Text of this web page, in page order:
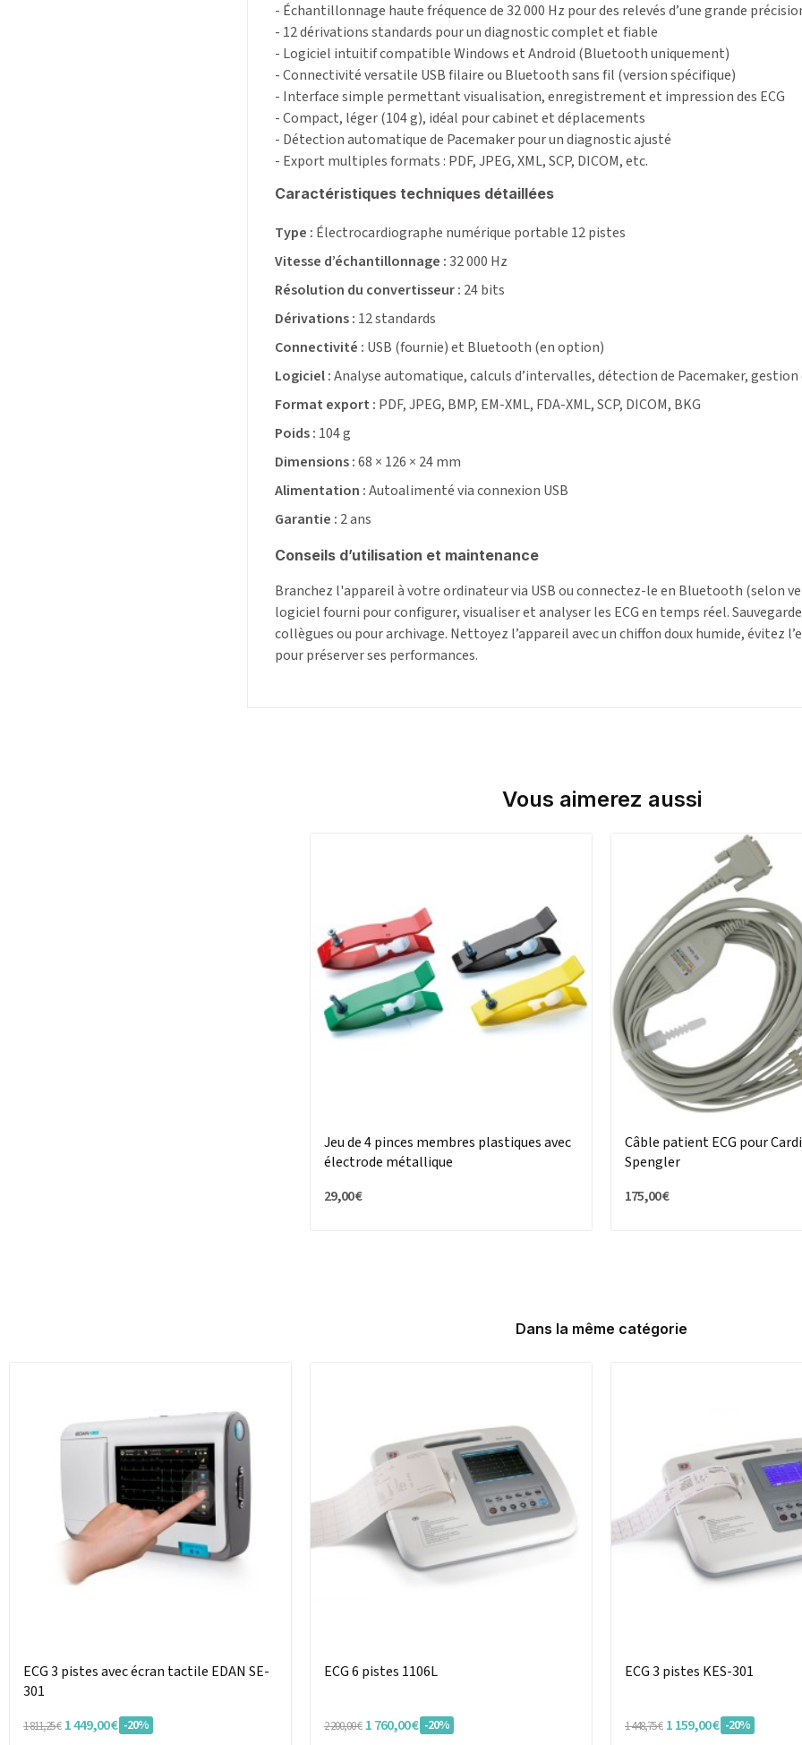
- Échantillonnage haute fréquence de 32 000 Hz pour des relevés d’une grande
- 12 dérivations standards pour un diagnostic complet et fiable
- Logiciel intuitif compatible Windows et Android (Bluetooth uniquement)
- Connectivité versatile USB filaire ou Bluetooth sans fil (version spécifique)
- Interface simple permettant visualisation, enregistrement et impression des ECG
- Compact, léger (104 g), idéal pour cabinet et déplacements
- Détection automatique de Pacemaker pour un diagnostic ajusté
- Export multiples formats : PDF, JPEG, XML, SCP, DICOM, etc.
Caractéristiques techniques détaillées
Type : Électrocardiographe numérique portable 12 pistes
Vitesse d’échantillonnage :32 000 Hz
Résolution du convertisseur : 24 bits
Dérivations : 12 standards
Connectivité : USB (fournie) et Bluetooth (en option)
Logiciel :Analyse automatique, calculs d’intervalles, détection de Pacemaker, gestion
Format export : PDF, JPEG, BMP, EM-XML, FDA-XML, SCP, DICOM, BKG
Poids : 104 g
Dimensions :68 × 126 × 24 mm
Alimentation :Autoalimenté via connexion USB
Garantie : 2 ans
Conseils d’utilisation et maintenance
Branchez l'appareil à votre ordinateur via USB ou connectez-le en Bluetooth (selon
logiciel fourni pour configurer, visualiser et analyser les ECG en temps réel.
collègues ou pour archivage. Nettoyez l’appareil avec un chiffon doux humide,
pour préserver ses performances.
Vous aimerez aussi
Jeu de 4 pinces membres plastiques avec
électrode métallique
29,00 €
Câble patient ECG pour
Spengler
175,00 €
Dans la même catégorie
ECG 3 pistes avec écran tactile EDAN SE-
301
1 811,25 € 1 449,00 € -20%
ECG 6 pistes 1106L
2 200,00 € 1 760,00 € -20%
ECG 3 pistes KES-301
1 448,75 € 1 159,00 € -20%